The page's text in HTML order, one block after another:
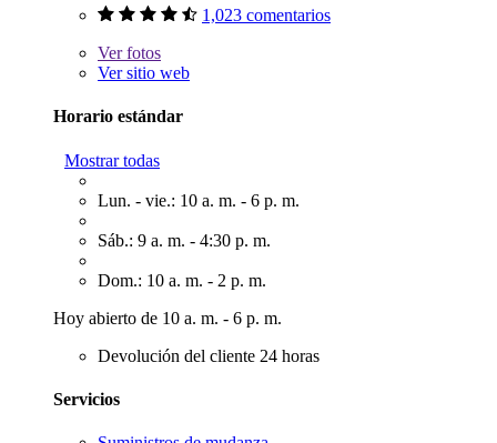
1,023 comentarios
Verfotos
Ver sitio web
Horario estándar
Mostrar todas
Lun. - vie.: 10 a. m. - 6 p. m.
Sáb.: 9 a. m. - 4:30 p. m.
Dom.: 10 a. m. - 2 p. m.
Hoy abierto de 10 a. m. - 6 p. m.
Devolución del cliente 24 horas
Servicios